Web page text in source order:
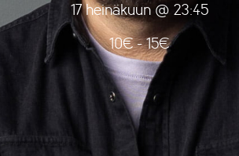
17 heinäkuun @ 23:45
10€ - 15€